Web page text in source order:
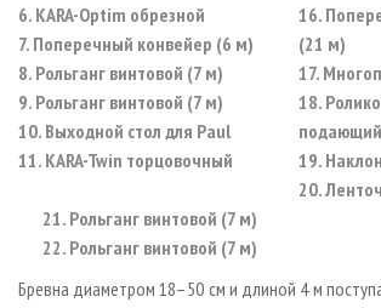
6. KARA-Optim обрезной
7. Поперечный конвейер (6 м)
8. Рольганг винтовой (7 м)
9. Рольганг винтовой (7 м)
10. Выходной стол для Paul
11. KARA-Twin торцовочный
16.
(21 м)
17.
18.
подающий
19.
20.
21. Рольганг винтовой (7 м)
22. Рольганг винтовой (7 м)
Бревна диаметром 18–50 см и длиной 4 м